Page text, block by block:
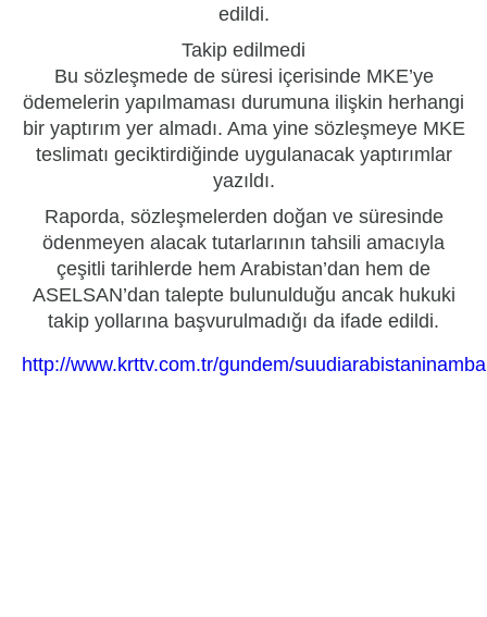
edildi.
Takip edilmedi
Bu sözleşmede de süresi içerisinde MKE’ye
ödemelerin yapılmaması durumuna ilişkin herhangi
bir yaptırım yer almadı. Ama yine sözleşmeye MKE
teslimatı geciktirdiğinde uygulanacak yaptırımlar
yazıldı.
Raporda, sözleşmelerden doğan ve süresinde
ödenmeyen alacak tutarlarının tahsili amacıyla
çeşitli tarihlerde hem Arabistan’dan hem de
ASELSAN’dan talepte bulunulduğu ancak hukuki
takip yollarına başvurulmadığı da ifade edildi.
http://www.krttv.com.tr/gundem/